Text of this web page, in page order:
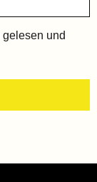
gelesen und